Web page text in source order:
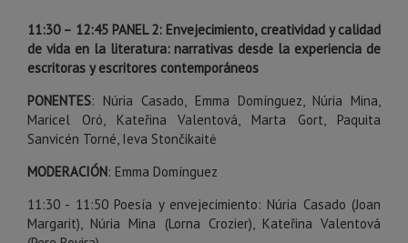
11:30 – 12:45 PANEL 2: Envejecimiento, creatividad y calidad
de vida en la literatura: narrativas desde la experiencia de
escritoras y escritores contemporáneos
PONENTES: Núria Casado, Emma Domínguez, Núria Mina,
Maricel Oró, Kateřina Valentová, Marta Gort, Paquita
Sanvicén Torné, Ieva Stončikaitė
MODERACIÓN: Emma Domínguez
11:30 - 11:50 Poesía y envejecimiento: Núria Casado (Joan
Margarit), Núria Mina (Lorna Crozier), Kateřina Valentová